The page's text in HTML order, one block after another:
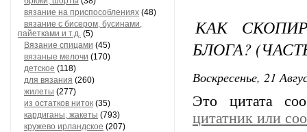
вязание на приспособлениях (48)
вязание с бисером, бусинами,
пайетками и т.д. (5)
Вязание спицами (45)
вязаные мелочи (170)
детское (118)
для вязания (260)
жилеты (277)
из остатков ниток (35)
кардиганы, жакеты (793)
кружево ирландское (207)
КАК
БЛОГА?
Воскресенье, 21
Это цитата
цитатник или